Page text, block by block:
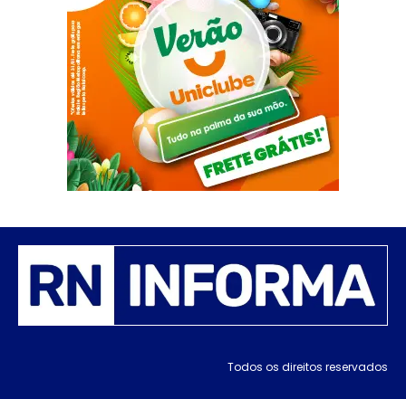
Todos os direitos reservados